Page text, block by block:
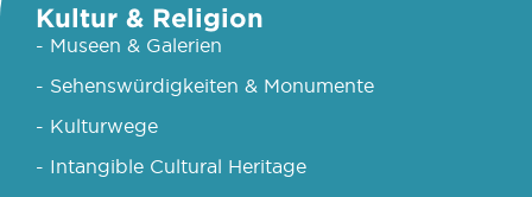
Kultur & Religion
- Museen & Galerien
- Sehenswürdigkeiten & Monumente
- Kulturwege
- Intangible Cultural Heritage